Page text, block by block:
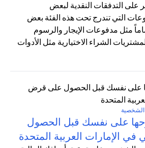
على التدفقات النقدية لبعض
التي تندرج تحت هذه الفئة بعض
مثل مدفوعات الإيجار والرسوم
الشراء الاختيارية مثل الأدوات
على نفسك قبل الحصول
العربية المتحدة